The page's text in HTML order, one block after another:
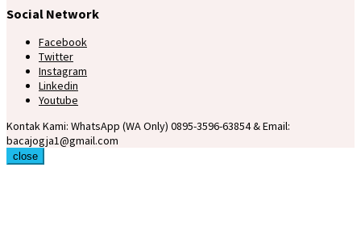
Social Network
Facebook
Twitter
Instagram
Linkedin
Youtube
Kontak Kami: WhatsApp (WA Only) 0895-3596-63854 & Email:
bacajogja1@gmail.com
close